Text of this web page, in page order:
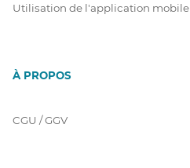
Utilisation de l'application mobile
À PROPOS
CGU / GGV